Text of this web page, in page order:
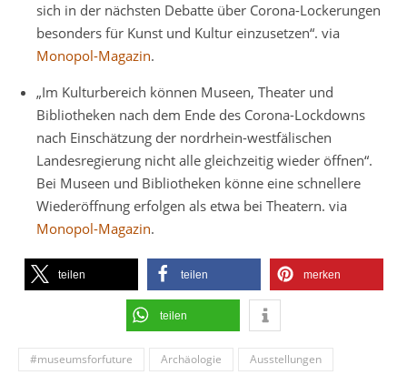
sich in der nächsten Debatte über Corona-Lockerungen
besonders für Kunst und Kultur einzusetzen“. via
Monopol-Magazin.
„Im Kulturbereich können Museen, Theater und
Bibliotheken nach dem Ende des Corona-Lockdowns
nach Einschätzung der nordrhein-westfälischen
Landesregierung nicht alle gleichzeitig wieder öffnen“.
Bei Museen und Bibliotheken könne eine schnellere
Wiederöffnung erfolgen als etwa bei Theatern. via
Monopol-Magazin.
teilen teilen merken
teilen
#museumsforfuture Archäologie
Ausstellungen